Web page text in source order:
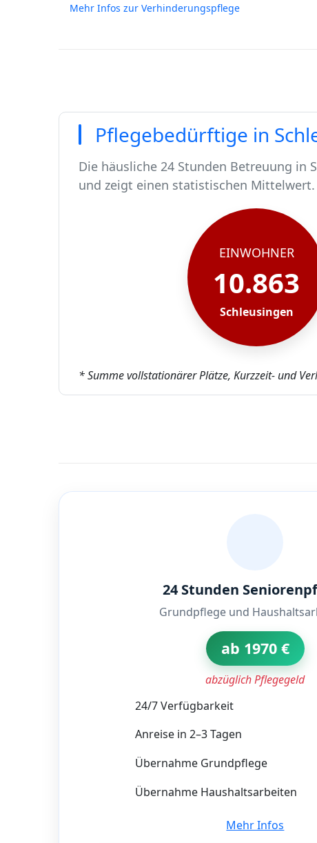
Mehr Infos zur Verhinderungspflege
Pflegebedürftige in
Die häusliche 24 Stunden Betreuung in
und zeigt einen statistischen Mittelwert.
In Schleusingen leben rund 10863
Von diesen 10863 Einwohnern sind
Ca. 106 dieser pflegebedürftigen
Der Großteil der Pflegebedürftigen in
EINWOHNER
10.863
Schleusingen
* Summe vollstationärer Plätze, Kurzzeit- und
24 Stunden
Grundpflege und
ab 1970 €
abzüglich Pflegegeld
24/7 Verfügbarkeit
Anreise in 2–3 Tagen
Übernahme Grundpflege
Übernahme Haushaltsarbeiten
Mehr Infos